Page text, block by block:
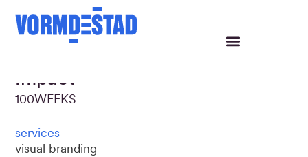
impact
100WEEKS
services
visual branding